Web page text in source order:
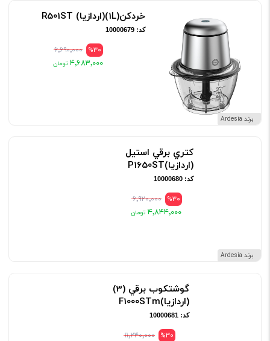
برند Ardesia
خردکن(1L)(اردازيا) R501ST
کد: 10000679
%30 ۶٬۶۹۰٬۰۰۰
۴٬۶۸۳٬۰۰۰
برند Ardesia
کتري برقي استيل
(اردازيا)P1650ST
کد: 10000680
%30 ۶٬۹۲۰٬۰۰۰
۴٬۸۴۴٬۰۰۰
گوشتکوب برقي (3)
(اردازيا)F1000STm
کد: 10000681
%30 ۱۱٬۲۴۰٬۰۰۰